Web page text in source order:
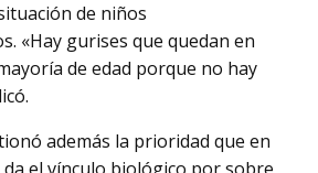
de niños
«Hay gurises que quedan en
de edad porque no hay
además la prioridad que en